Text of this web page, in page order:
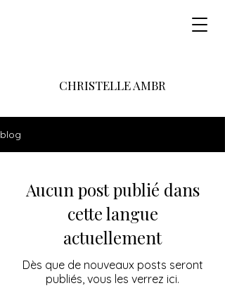
CHRISTELLE AMBR
blog
Aucun post publié dans
cette langue
actuellement
Dès que de nouveaux posts seront
publiés, vous les verrez ici.